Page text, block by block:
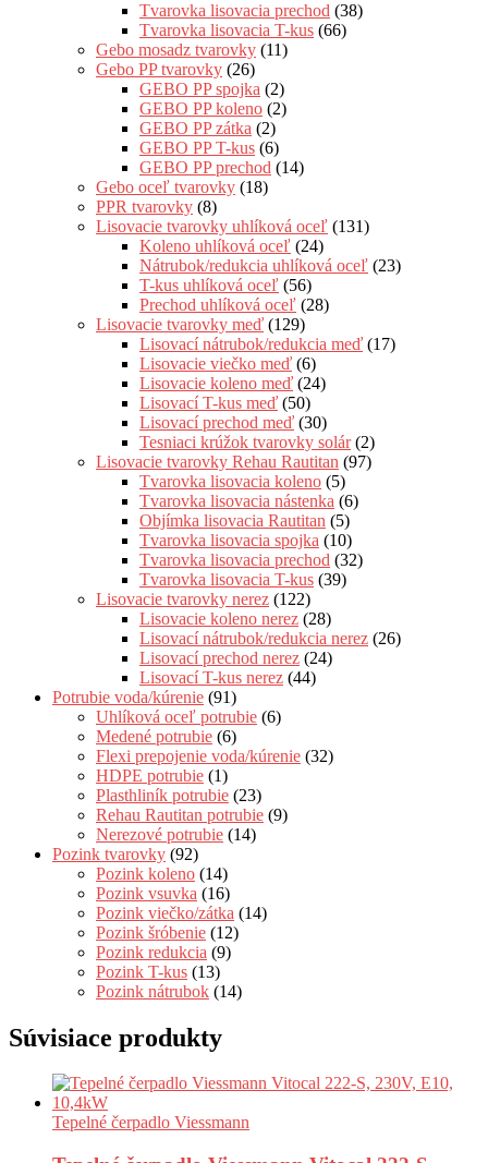
Tvarovka lisovacia prechod (38)
Tvarovka lisovacia T-kus (66)
Gebo mosadz tvarovky (11)
Gebo PP tvarovky (26)
GEBO PP spojka (2)
GEBO PP koleno (2)
GEBO PP zátka (2)
GEBO PP T-kus (6)
GEBO PP prechod (14)
Gebo oceľ tvarovky (18)
PPR tvarovky (8)
Lisovacie tvarovky uhlíková oceľ (131)
Koleno uhlíková oceľ (24)
Nátrubok/redukcia uhlíková oceľ (23)
T-kus uhlíková oceľ (56)
Prechod uhlíková oceľ (28)
Lisovacie tvarovky meď (129)
Lisovací nátrubok/redukcia meď (17)
Lisovacie viečko meď (6)
Lisovacie koleno meď (24)
Lisovací T-kus meď (50)
Lisovací prechod meď (30)
Tesniaci krúžok tvarovky solár (2)
Lisovacie tvarovky Rehau Rautitan (97)
Tvarovka lisovacia koleno (5)
Tvarovka lisovacia nástenka (6)
Objímka lisovacia Rautitan (5)
Tvarovka lisovacia spojka (10)
Tvarovka lisovacia prechod (32)
Tvarovka lisovacia T-kus (39)
Lisovacie tvarovky nerez (122)
Lisovacie koleno nerez (28)
Lisovací nátrubok/redukcia nerez (26)
Lisovací prechod nerez (24)
Lisovací T-kus nerez (44)
Potrubie voda/kúrenie (91)
Uhlíková oceľ potrubie (6)
Medené potrubie (6)
Flexi prepojenie voda/kúrenie (32)
HDPE potrubie (1)
Plasthliník potrubie (23)
Rehau Rautitan potrubie (9)
Nerezové potrubie (14)
Pozink tvarovky (92)
Pozink koleno (14)
Pozink vsuvka (16)
Pozink viečko/zátka (14)
Pozink šróbenie (12)
Pozink redukcia (9)
Pozink T-kus (13)
Pozink nátrubok (14)
Súvisiace produkty
Tepelné čerpadlo Viessmann